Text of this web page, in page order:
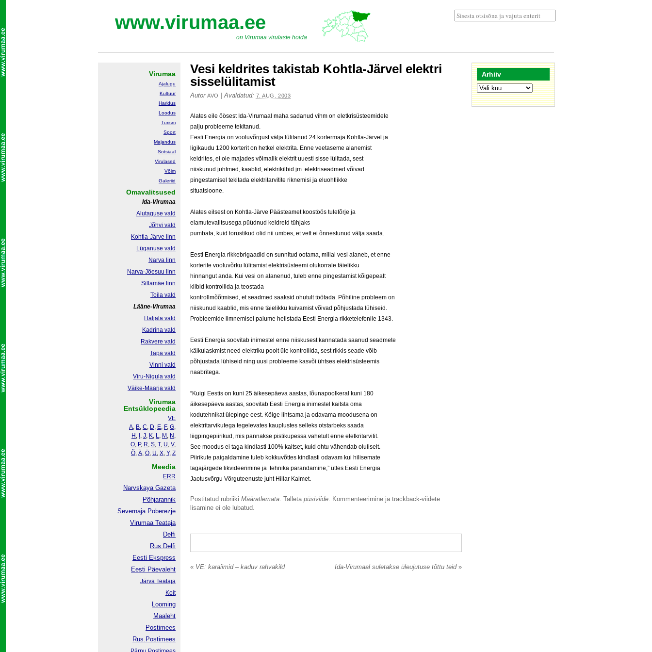
www.virumaa.ee
on Virumaa virulaste hoida
Vesi keldrites takistab Kohtla-Järvel elektri
sisselülitamist
Autor AVO |Avaldatud: 7. AUG. 2003
Alates eile öösest Ida-Virumaal maha sadanud vihm on eletkrisüsteemidele
palju probleeme tekitanud.
Eesti Energia on vooluvõrgust välja lülitanud 24 kortermaja Kohtla-Järvel ja
ligikaudu 1200 korterit on hetkel elektrita. Enne veetaseme alanemist
keldrites, ei ole majades võimalik elektrit uuesti sisse lülitada, sest
niiskunud juhtmed, kaablid, elektrikilbid jm. elektriseadmed võivad
pingestamisel tekitada elektritarvitite riknemisi ja eluohtlikke
situatsioone.
Alates eilsest on Kohtla-Järve Päästeamet koostöös tuletõrje ja
elamutevalitsusega püüdnud keldreid tühjaks
pumbata, kuid torustikud olid nii umbes, et vett ei õnnestunud välja saada.
Eesti Energia rikkebrigaadid on sunnitud ootama, millal vesi alaneb, et enne
korterite vooluvõrku lülitamist elektrisüsteemi olukorrale täielikku
hinnangut anda. Kui vesi on alanenud, tuleb enne pingestamist kõigepealt
kilbid kontrollida ja teostada
kontrollmõõtmised, et seadmed saaksid ohutult töötada. Põhiline probleem on
niiskunud kaablid, mis enne täielikku kuivamist võivad põhjustada lühiseid.
Probleemide ilmnemisel palume helistada Eesti Energia rikketelefonile 1343.
Eesti Energia soovitab inimestel enne niiskusest kannatada saanud seadmete
käikulaskmist need elektriku poolt üle kontrollida, sest rikkis seade võib
põhjustada lühiseid ning uusi probleeme kasvõi ühtses elektrisüsteemis
naabritega.
“Kuigi Eestis on kuni 25 äikesepäeva aastas, lõunapoolkeral kuni 180
äikesepäeva aastas, soovitab Eesti Energia inimestel kaitsta oma
kodutehnikat ülepinge eest. Kõige lihtsama ja odavama moodusena on
elektritarvikutega tegelevates kauplustes selleks otstarbeks saada
liigpingepiirikud, mis pannakse pistikupessa vahetult enne eletkritarvitit.
See moodus ei taga kindlasti 100% kaitset, kuid ohtu vähendab oluliselt.
Piirikute paigaldamine tuleb kokkuvõttes kindlasti odavam kui hilisemate
tagajärgede likvideerimine ja tehnika parandamine,” ütles Eesti Energia
Jaotusvõrgu Võrguteenuste juht Hillar Kalmet.
Postitatud rubriiki Määratlemata. Talleta püsiviide. Kommenteerimine ja trackback-viidete
lisamine ei ole lubatud.
« VE: karaiimid – kaduv rahvakild Ida-Virumaal suletakse üleujutuse tõttu teid »
Virumaa
Ajalugu
Kultuur
Haridus
Loodus
Turism
Sport
Majandus
Sotsiaal
Virulased
Võim
Galeriid
Omavalitsused
Ida-Virumaa
Alutaguse vald
Jõhvi vald
Kohtla-Järve linn
Lüganuse vald
Narva linn
Narva-Jõesuu linn
Sillamäe linn
Toila vald
Lääne-Virumaa
Haljala vald
Kadrina vald
Rakvere vald
Tapa vald
Vinni vald
Viru-Nigula vald
Väike-Maarja vald
Virumaa
Entsüklopeedia
VE
A, B, C, D, E, F, G,
H , , J, K, L, M , N ,
O, P, R, S, T, U, V,
Õ, Ä, Ö, Ü, X, Y, Z
Meedia
ERR
Narvskaya Gazeta
Põhjarannik
Severnaja Poberezje
Virumaa Teataja
Delfi
Rus.Delfi
Eesti Ekspress
Eesti Päevaleht
Järva Teataja
Koit
Looming
Maaleht
Postimees
Rus.Postimees
Arhiiv
Arhiiv